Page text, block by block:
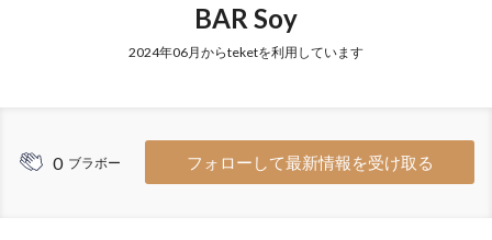
BAR Soy
2024年06月からteketを利用しています
0 ブラボー フォローして最新情報を受け取る